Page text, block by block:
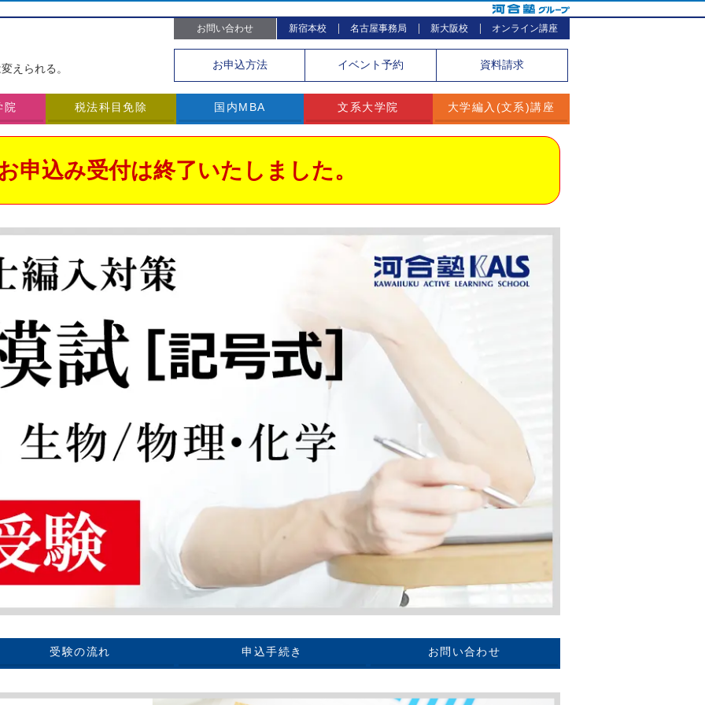
えられる。
新宿本校 名古屋事務局 新大阪校 オンライン講座
お問い合わせ
お申込方法 イベント予約 資料請求
院 税法科目免除 国内MBA 文系大学院 大学編入(文系)講座
申込み受付は終了いたしました。
受験の流れ 申込手続き お問い合わせ